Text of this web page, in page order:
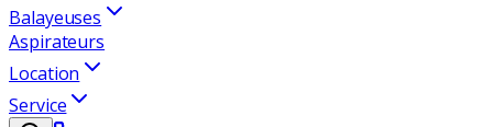
Balayeuses
Aspirateurs
Location
Service